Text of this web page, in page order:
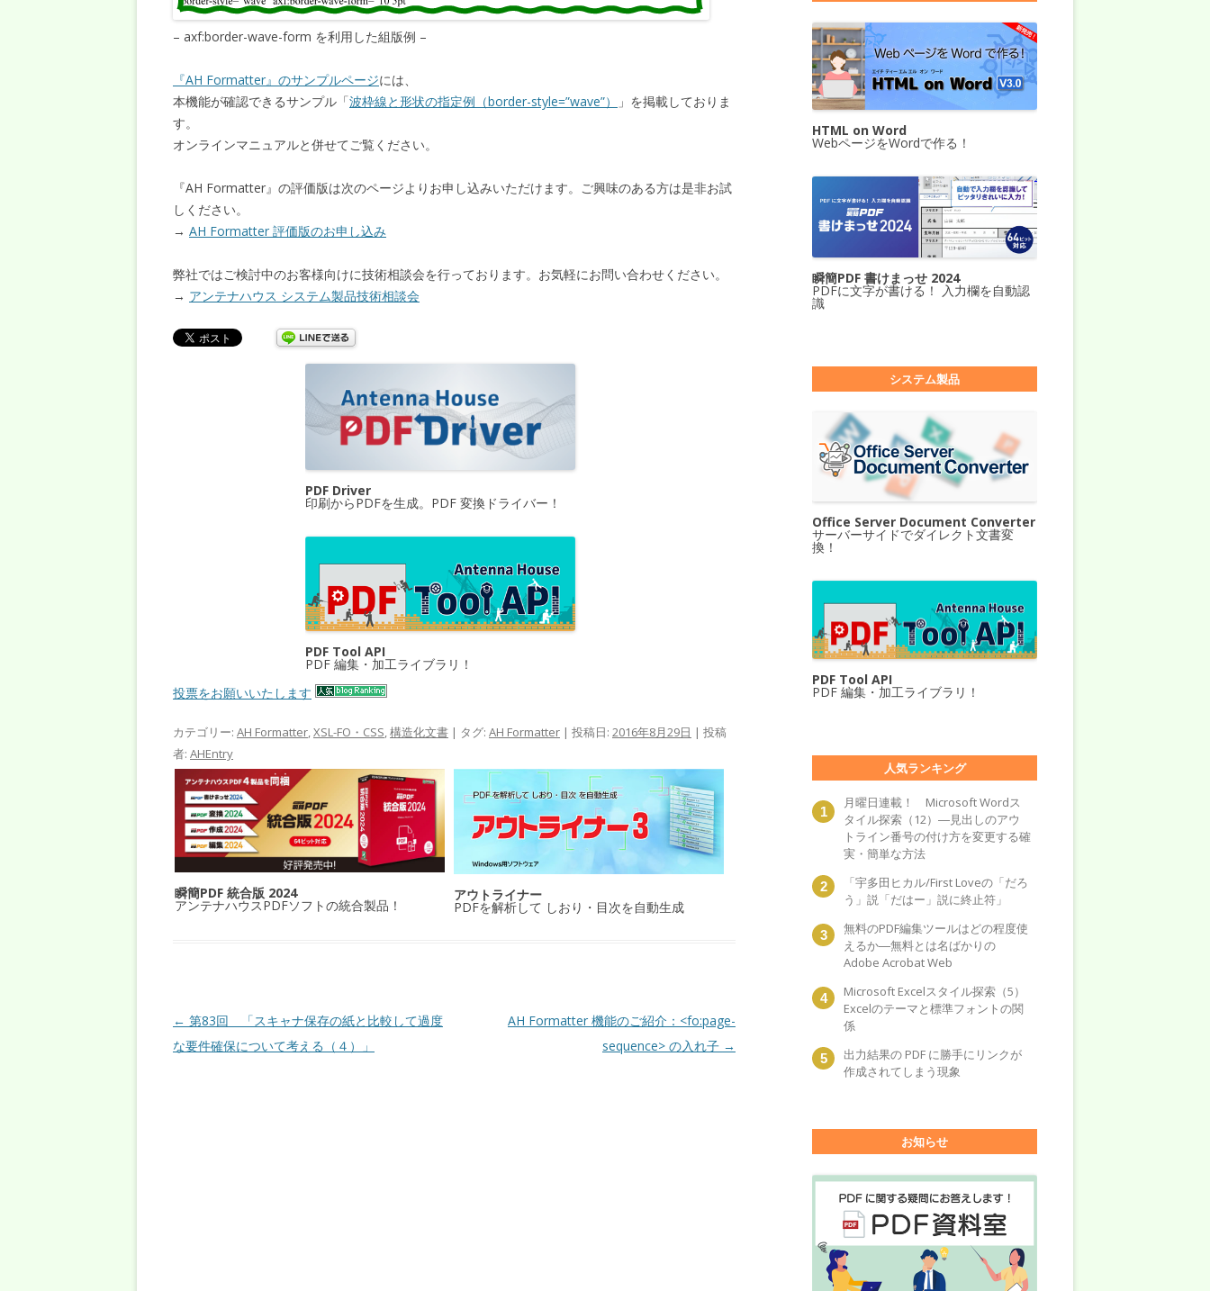
– axf:border-wave-form を利用した組版例 –
『AH Formatter』のサンプルページには、
本機能が確認できるサンプル「波枠線と形状の指定例（border-style=”wave”）
」を掲載しておりま
す。
オンラインマニュアルと併せてご覧ください。
『AH Formatter』の評価版は次のページよりお申し込みいただけます。ご興味のある方は是非お試
しください。
→ AH Formatter 評価版のお申し込み
弊社ではご検討中のお客様向けに技術相談会を行っております。お気軽にお問い合わせください。
→ アンテナハウス システム製品技術相談会
PDF Driver
印刷からPDFを生成。PDF 変換ドライバー！
PDF Tool API
PDF 編集・加工ライブラリ！
投票をお願いいたします
カテゴリー: AH Formatter,XSL-FO・CSS,構造化文書 | タグ: AH Formatter | 投稿日: 2016年8月29日 | 投稿
者: AHEntry
瞬簡PDF 統合版 2024
アンテナハウスPDFソフトの統合製品！
アウトライナー
PDFを解析して しおり・目次を自動生成
投稿ナビゲーション
← 第83回 「スキャナ保存の紙と比較して過度
な要件確保について考える（４）」
AH Formatter 機能のご紹介：<fo:page-
sequence> の入れ子 →
HTML on Word
WebページをWordで作る！
瞬簡PDF 書けまっせ 2024
PDFに文字が書ける！ 入力欄を自動認
識
システム製品
Office Server Document Converter
サーバーサイドでダイレクト文書変
換！
PDF Tool API
PDF 編集・加工ライブラリ！
人気ランキング
月曜日連載！ Microsoft Wordス
タイル探索（12）―見出しのアウ
トライン番号の付け方を変更する確
実・簡単な方法
「宇多田ヒカル/First Loveの「だろ
う」説「だはー」説に終止符」
無料のPDF編集ツールはどの程度使
えるか―無料とは名ばかりの
Adobe Acrobat Web
Microsoft Excelスタイル探索（5）
Excelのテーマと標準フォントの関
係
出力結果の PDF に勝手にリンクが
作成されてしまう現象
お知らせ